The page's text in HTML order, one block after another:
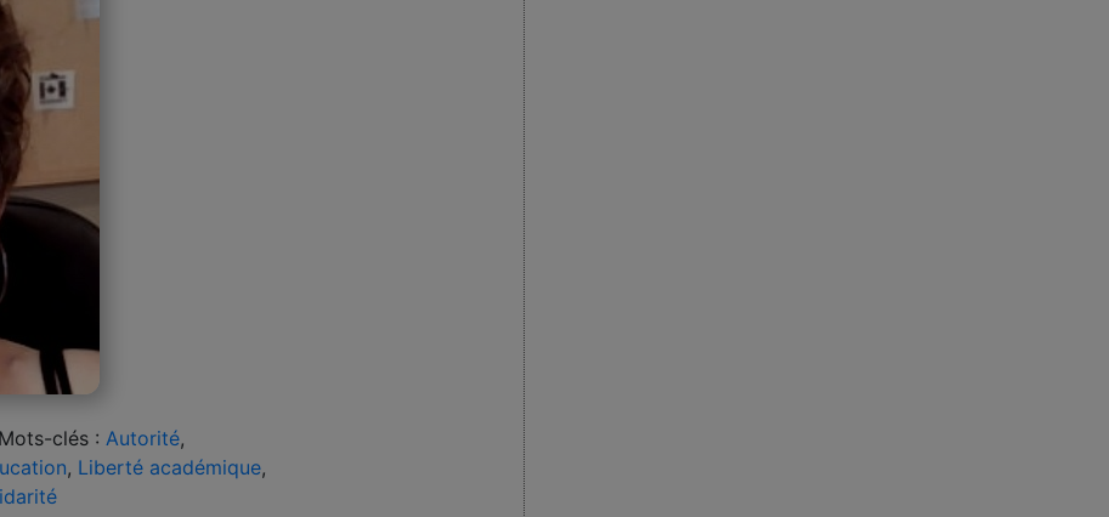
Mots-clés : Autorité,
, Liberté académique,